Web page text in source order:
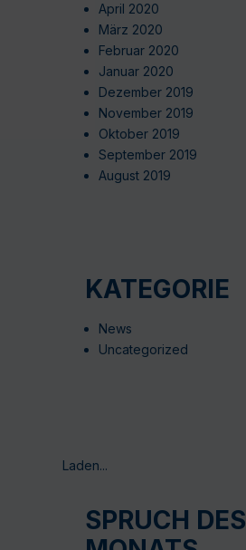
April 2020
März 2020
Februar 2020
Januar 2020
Dezember 2019
November 2019
Oktober 2019
September 2019
August 2019
KATEGORIE
News
Uncategorized
Laden...
SPRUCH DES